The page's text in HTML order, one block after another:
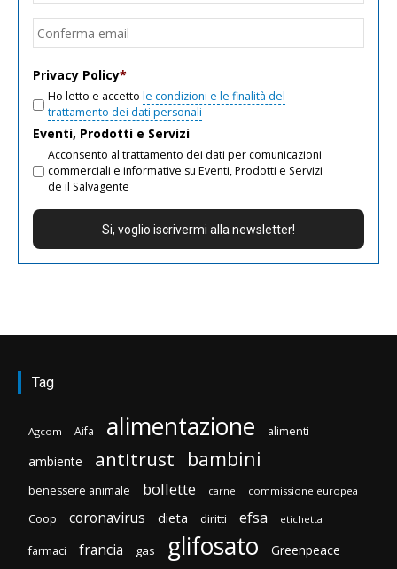
Privacy Policy*
Ho letto e accetto le condizioni e le finalità del
trattamento dei dati personali
Eventi, Prodotti e Servizi
Acconsento al trattamento dei dati per comunicazioni
commerciali e informative su Eventi, Prodotti e Servizi
de il Salvagente
Tag
Agcom Aifa alimentazione alimenti
ambiente antitrust bambini
benessere animale bollette carne commissione europea
Coop coronavirus dieta diritti efsa etichetta
farmaci francia gas glifosato Greenpeace